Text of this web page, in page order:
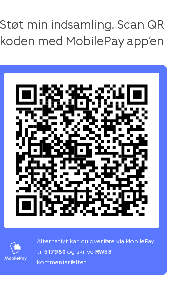
Støt min indsamling. Scan QR
koden med MobilePay app’en
Alternativt kan du overføre via MobilePay
til 517980 og skrive RW53 i
kommentarfeltet